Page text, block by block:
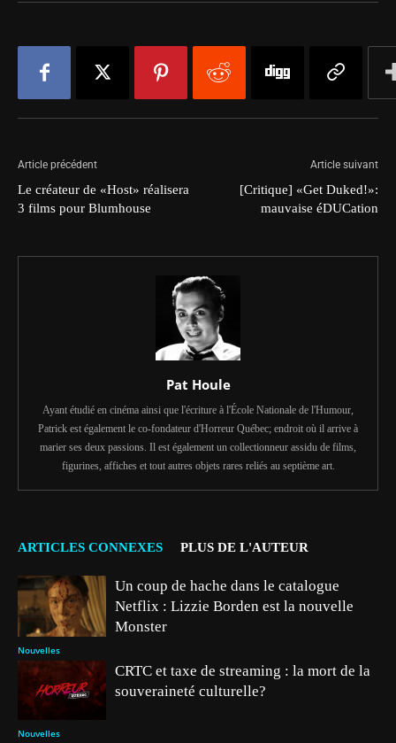
Article précédent
Le créateur de «Host» réalisera
3 films pour Blumhouse
Article suivant
[Critique] «Get Duked!»:
mauvaise éDUCation
Pat Houle
Ayant étudié en cinéma ainsi que l'écriture à l'École Nationale de l'Humour,
Patrick est également le co-fondateur d'Horreur Québec; endroit où il arrive à
marier ses deux passions. Il est également un collectionneur assidu de films,
figurines, affiches et tout autres objets rares reliés au septième art.
ARTICLES CONNEXES PLUS DE L'AUTEUR
Nouvelles
Un coup de hache dans le catalogue
Netflix : Lizzie Borden est la nouvelle
Monster
Nouvelles
CRTC et taxe de streaming : la mort de la
souveraineté culturelle?